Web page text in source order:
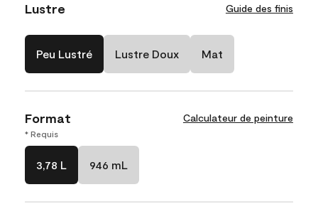
Lustre Guide des finis
Peu Lustré Lustre Doux Mat
Format Calculateur de peinture
* Requis
3,78 L 946 mL